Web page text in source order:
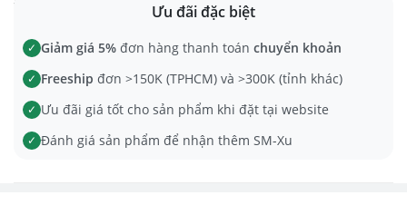
Ưu đãi đặc biệt
✓ Giảm giá 5% đơn hàng thanh toán chuyển khoản
✓ Freeship đơn >150K (TPHCM) và >300K (tỉnh khác)
✓ Ưu đãi giá tốt cho sản phẩm khi đặt tại website
✓ Đánh giá sản phẩm để nhận thêm SM-Xu